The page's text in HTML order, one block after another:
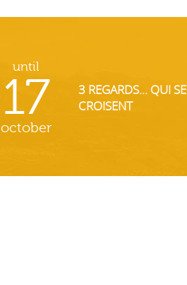
until
17
october
3 REGARDS... QUI SE
CROISENT